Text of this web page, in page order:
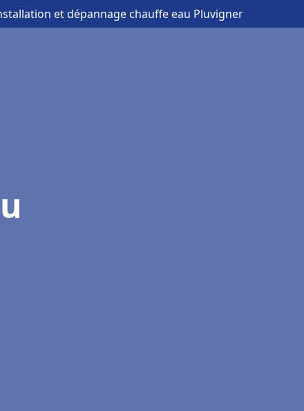
et dépannage chauffe eau Pluvigner